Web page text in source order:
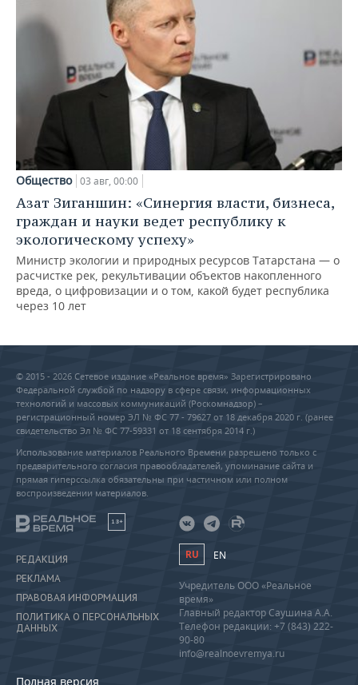
Общество 03 авг, 00:00
Азат Зиганшин: «Синергия власти, бизнеса,
граждан и науки ведет республику к
экологическому успеху»
Министр экологии и природных ресурсов Татарстана — о
расчистке рек, рекультивации объектов накопленного
вреда, о цифровизации и о том, какой будет республика
через 10 лет
© 2015 - 2026 Сетевое издание «Реальное время» Зарегистрировано
Федеральной службой по надзору в сфере связи, информационных
технологий и массовых коммуникаций (Роскомнадзор) –
регистрационный номер ЭЛ № ФС 77 - 79627 от 18 декабря 2020 г. (ранее
свидетельство Эл № ФС 77-59331 от 18 сентября 2014 г.)
Использование материалов Реального Времени разрешено только с
предварительного согласия правообладателей, упоминание сайта и
прямая гиперссылка обязательны при частичном или полном
воспроизведении материалов.
18+
РЕДАКЦИЯ
РЕКЛАМА
ПРАВОВАЯ ИНФОРМАЦИЯ
ПОЛИТИКА О ПЕРСОНАЛЬНЫХ
ДАННЫХ
Полная версия
RU EN
Учредитель ООО «Реальное
время»
Главный редактор Саушина А.А.
Телефон редакции: +7 (843) 222-
90-80
info@realnoevremya.ru